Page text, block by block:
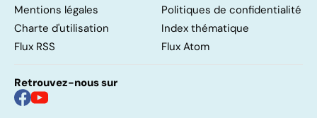
Mentions légales
Politiques de confidentialité
Charte d'utilisation
Index thématique
Flux RSS
Flux Atom
Retrouvez-nous sur